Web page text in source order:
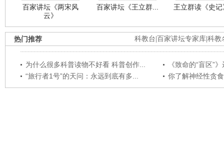
百家讲坛《两宋风
云》
百家讲坛《王立群... 王立群读《史
科教台 百家讲坛专家库 科教
热门推荐
为什么很多科普读物不好看 科普创作...
《致命的“盲区”
“旅行者1号”的天问：永远到底有多...
你了解神经性贪